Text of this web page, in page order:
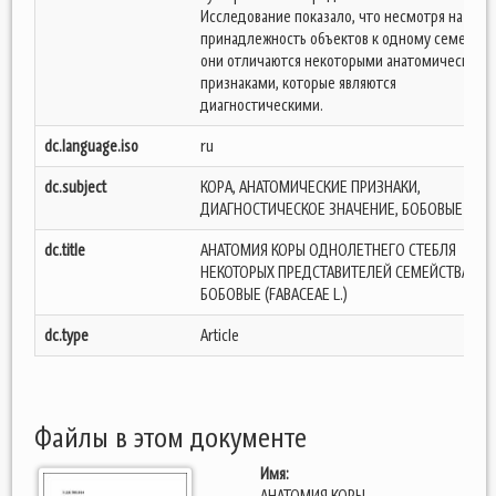
Исследование показало, что несмотря на
принадлежность объектов к одному
они отличаются некоторыми анатомическими
признаками, которые являются
диагностическими.
dc.language.iso
ru
dc.subject
КОРА, АНАТОМИЧЕСКИЕ ПРИЗНАКИ,
ДИАГНОСТИЧЕСКОЕ ЗНАЧЕНИЕ, БОБОВЫЕ
dc.title
АНАТОМИЯ КОРЫ ОДНОЛЕТНЕГО СТЕБЛЯ
НЕКОТОРЫХ ПРЕДСТАВИТЕЛЕЙ СЕМЕЙСТВА
БОБОВЫЕ (FАВАСЕАЕ L.)
dc.type
Article
Файлы в этом документе
Имя: